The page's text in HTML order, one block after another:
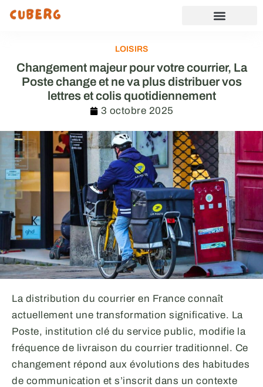
LOISIRS
Changement majeur pour votre courrier, La
Poste change et ne va plus distribuer vos
lettres et colis quotidiennement
3 octobre 2025
La distribution du courrier en France connaît
actuellement une transformation significative. La
Poste, institution clé du service public, modifie la
fréquence de livraison du courrier traditionnel. Ce
changement répond aux évolutions des habitudes
de communication et s’inscrit dans un contexte